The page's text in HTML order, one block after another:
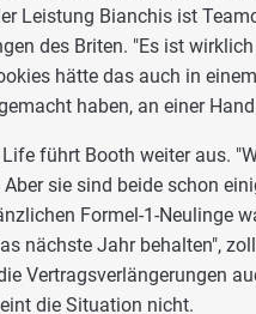
Leistung Bianchis ist
des Briten. "Es ist
hätte das auch in
haben, an einer
führt Booth weiter aus.
sie sind beide schon
Formel-1-Neulinge
nächste Jahr behalten",
Vertragsverlängerungen
die Situation nicht.